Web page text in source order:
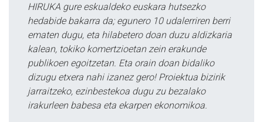
HIRUKA gure eskualdeko euskara hutsezko
hedabide bakarra da; egunero 10 udalerriren berri
ematen dugu, eta hilabetero doan duzu aldizkaria
kalean, tokiko komertzioetan zein erakunde
publikoen egoitzetan. Eta orain doan bidaliko
dizugu etxera nahi izanez gero! Proiektua bizirik
jarraitzeko, ezinbestekoa dugu zu bezalako
irakurleen babesa eta ekarpen ekonomikoa.